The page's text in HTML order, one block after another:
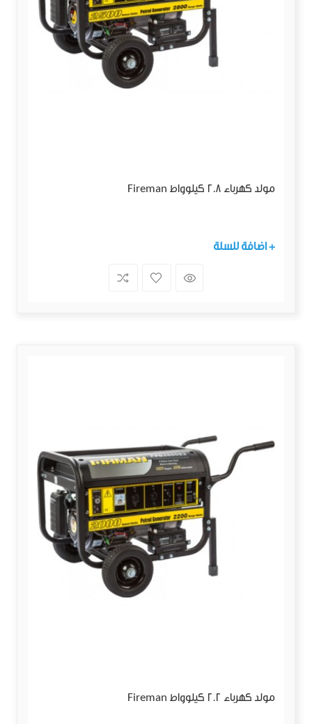
مولد كهرباء 2.8 كيلوواط Fireman
+ اضافة للسلة
مولد كهرباء 2.2 كيلوواط Fireman